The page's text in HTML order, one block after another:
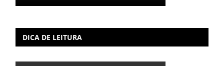
DICA DE LEITURA